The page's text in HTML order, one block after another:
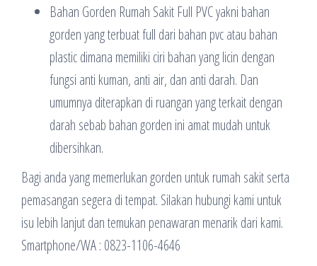
Bahan Gorden Rumah Sakit Full PVC yakni bahan
gorden yang terbuat full dari bahan pvc atau bahan
plastic dimana memiliki ciri bahan yang licin dengan
fungsi anti kuman, anti air, dan anti darah. Dan
umumnya diterapkan di ruangan yang terkait dengan
darah sebab bahan gorden ini amat mudah untuk
dibersihkan.
Bagi anda yang memerlukan gorden untuk rumah sakit serta
pemasangan segera di tempat. Silakan hubungi kami untuk
isu lebih lanjut dan temukan penawaran menarik dari kami.
Smartphone/WA : 0823-1106-4646